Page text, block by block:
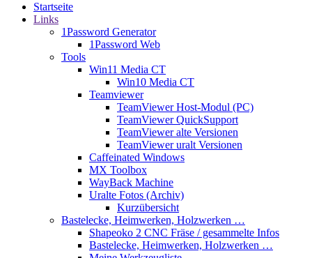
Startseite
Links
1Password Generator
1Password Web
Tools
Win11 Media CT
Win10 Media CT
Teamviewer
TeamViewer Host-Modul (PC)
TeamViewer QuickSupport
TeamViewer alte Versionen
TeamViewer uralt Versionen
Caffeinated Windows
MX Toolbox
WayBack Machine
Uralte Fotos (Archiv)
Kurzübersicht
Bastelecke, Heimwerken, Holzwerken …
Shapeoko 2 CNC Fräse / gesammelte Infos
Bastelecke, Heimwerken, Holzwerken …